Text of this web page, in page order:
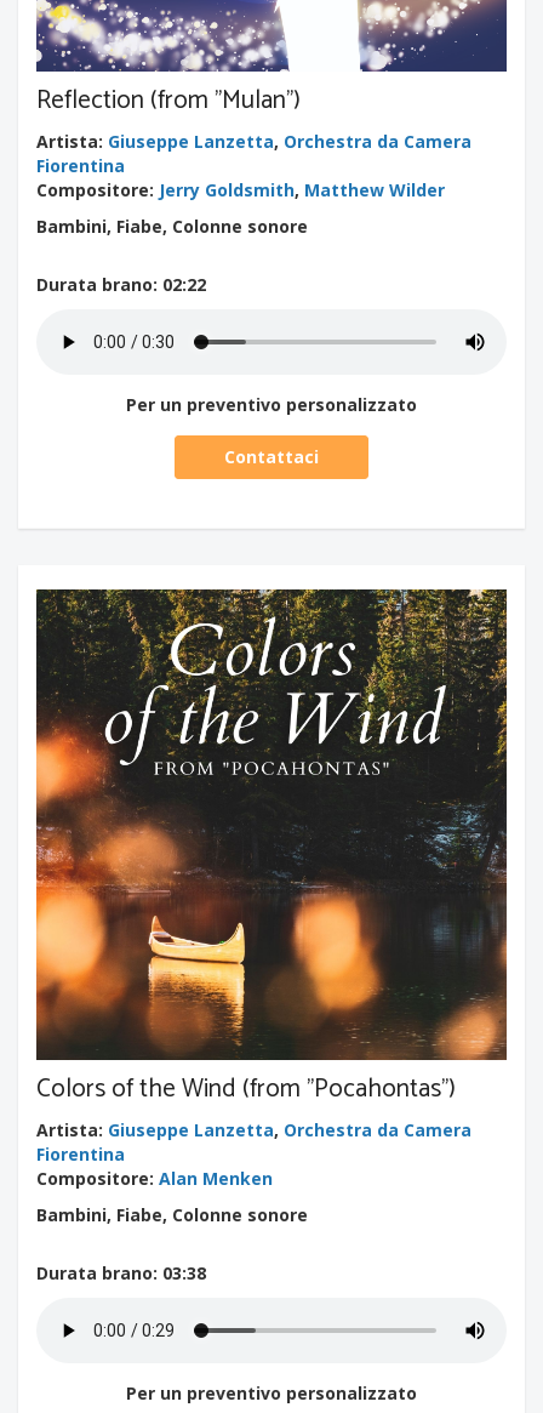
Reflection (from "Mulan")
Artista: Giuseppe Lanzetta, Orchestra da Camera
Fiorentina
Compositore: Jerry Goldsmith, Matthew Wilder
Bambini, Fiabe, Colonne sonore
Durata brano: 02:22
Per un preventivo personalizzato
Contattaci
Colors of the Wind (from "Pocahontas")
Artista: Giuseppe Lanzetta, Orchestra da Camera
Fiorentina
Compositore: Alan Menken
Bambini, Fiabe, Colonne sonore
Durata brano: 03:38
Per un preventivo personalizzato